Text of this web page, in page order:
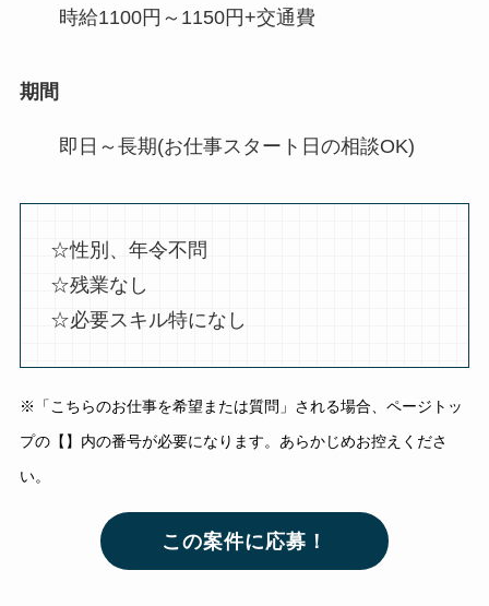
時給1100円～1150円+交通費
期間
即日～長期(お仕事スタート日の相談OK)
☆性別、年令不問
☆残業なし
☆必要スキル特になし
※「こちらのお仕事を希望または質問」される場合、ページトッ
プの【】内の番号が必要になります。あらかじめお控えくださ
い。
この案件に応募！